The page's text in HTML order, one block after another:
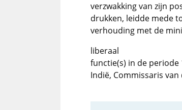
verzwakking van zijn
drukken, leidde mede
verhouding met de
liberaal
functie(s) in de periode
Indië, Commissaris van